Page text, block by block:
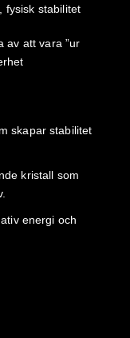
fysisk stabilitet
av att vara ”ur
skapar stabilitet
kristall som
energi och